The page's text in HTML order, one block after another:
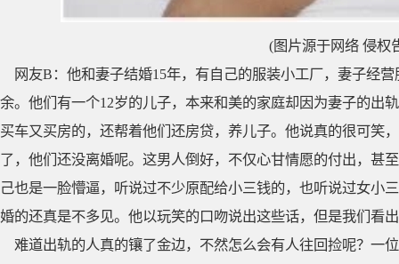
(图片源于网络 侵权
网友B：他和妻子结婚15年，有自己的服装小工厂，妻子经
余。他们有一个12岁的儿子，本来和美的家庭却因为妻子的出
买车又买房的，还帮着他们还房贷，养儿子。他说真的很可笑
了，他们还没离婚呢。这男人倒好，不仅心甘情愿的付出，甚
己也是一脸懵逼，听说过不少原配给小三钱的，也听说过女小
婚的还真是不多见。他以玩笑的口吻说出这些话，但是我们看
难道出轨的人真的镶了金边，不然怎么会有人往回捡呢？一